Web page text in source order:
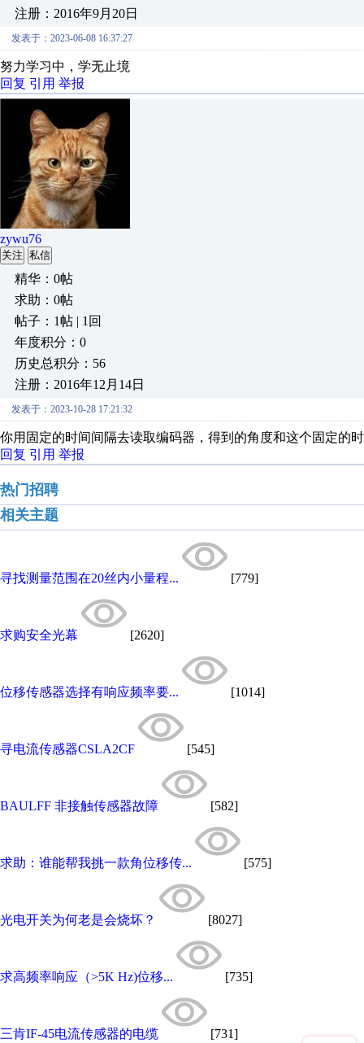
注册：2016年9月20日
发表于：2023-06-08 16:37:27
努力学习中，学无止境
回复 引用 举报
zywu76
关注 私信
精华：0帖
求助：0帖
帖子：1帖 | 1回
年度积分：0
历史总积分：56
注册：2016年12月14日
发表于：2023-10-28 17:21:32
你用固定的时间间隔去读取编码器，得到的角度和这个固定的
回复 引用 举报
热门招聘
相关主题
寻找测量范围在20丝内小量程... [779]
求购安全光幕 [2620]
位移传感器选择有响应频率要... [1014]
寻电流传感器CSLA2CF [545]
BAULFF 非接触传感器故障 [582]
求助：谁能帮我挑一款角位移传... [575]
光电开关为何老是会烧坏？ [8027]
求高频率响应（>5K Hz)位移... [735]
三肯IF-45电流传感器的电缆 [731]